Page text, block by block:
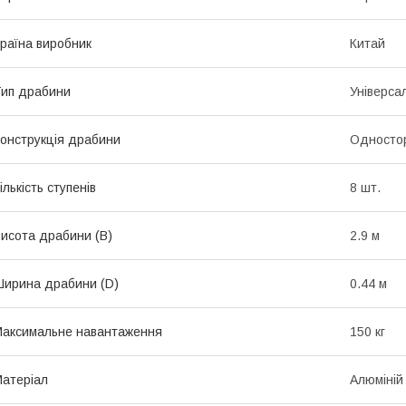
виробник Китай
драбини
драбини
ступенів 8 шт.
драбини (В) 2.9 м
драбини (D) 0.44 м
навантаження 150 кг
Алюміній